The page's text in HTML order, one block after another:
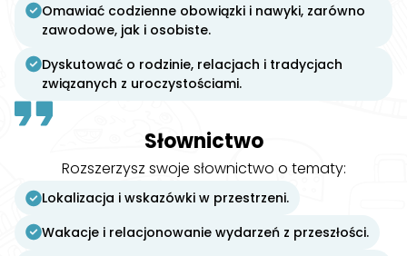
Omawiać codzienne obowiązki i nawyki, zarówno
zawodowe, jak i osobiste.
Dyskutować o rodzinie, relacjach i tradycjach
związanych z uroczystościami.
Słownictwo
Rozszerzysz swoje słownictwo o tematy:
Lokalizacja i wskazówki w przestrzeni.
Wakacje i relacjonowanie wydarzeń z przeszłości.